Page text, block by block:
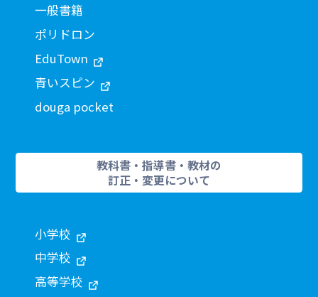
一般書籍
ポリドロン
EduTown
青いスピン
douga pocket
教科書・指導書・教材の
訂正・変更について
小学校
中学校
高等学校